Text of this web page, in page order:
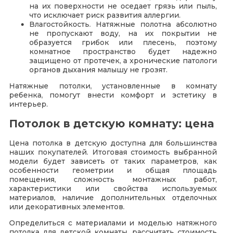
на их поверхности не оседает грязь или пыль,
что исключает риск развития аллергии.
Влагостойкость. Натяжные полотна абсолютно
не пропускают воду, на их покрытии не
образуется грибок или плесень, поэтому
комнатное пространство будет надежно
защищено от протечек, а хронические патологи
органов дыхания малышу не грозят.
Натяжные потолки, установленные в комнату
ребенка, помогут внести комфорт и эстетику в
интерьер.
Потолок в детскую комнату: цена
Цена потолка в детскую доступна для большинства
наших покупателей. Итоговая стоимость выбранной
модели будет зависеть от таких параметров, как
особенности геометрии и общая площадь
помещения, сложность монтажных работ,
характеристики или свойства используемых
материалов, наличие дополнительных отделочных
или декоративных элементов.
Определиться с материалами и моделью натяжного